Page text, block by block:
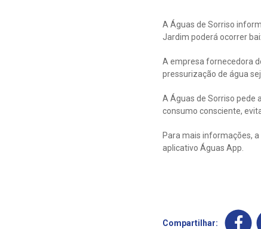
A Águas de Sorriso
Jardim poderá ocorrer
A empresa fornecedora
pressurização de água
A Águas de Sorriso pede
consumo consciente,
Para mais informações,
aplicativo Águas App.
Compartilhar: